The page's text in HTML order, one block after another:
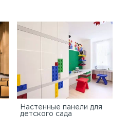
Настенные панели для
детского сада